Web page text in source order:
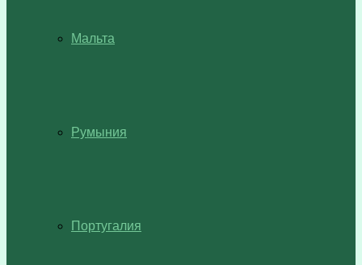
Мальта
Румыния
Португалия